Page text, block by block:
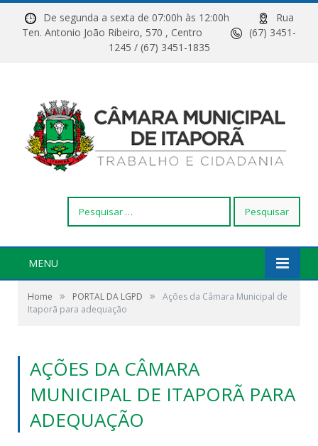
De segunda a sexta de 07:00h às 12:00h
Rua
Ten. Antonio João Ribeiro, 570 , Centro
(67) 3451-
1245 / (67) 3451-1835
por:
MENU
Home » PORTAL DA LGPD »
Ações da Câmara Municipal de
Itaporã para adequação
AÇÕES DA CÂMARA
MUNICIPAL DE ITAPORÃ PARA
ADEQUAÇÃO